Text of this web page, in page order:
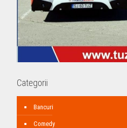
Categorii
Bancuri
Comedy